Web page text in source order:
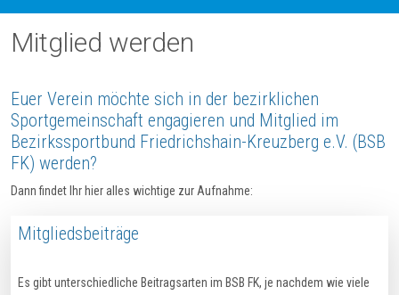
Mitglied werden
Euer Verein möchte sich in der bezirklichen
Sportgemeinschaft engagieren und Mitglied im
Bezirkssportbund Friedrichshain-Kreuzberg e.V. (BSB
FK) werden?
Dann findet Ihr hier alles wichtige zur Aufnahme:
Mitgliedsbeiträge
Es gibt unterschiedliche Beitragsarten im BSB FK, je nachdem wie viele